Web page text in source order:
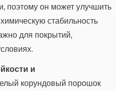
поэтому он может улучшить
стабильность
для покрытий,
и
корундовый порошок